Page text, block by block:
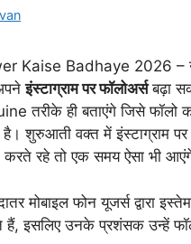
Kaise Badhaye 2026 –
इंस्टाग्राम पर फॉलोअर्सबढ़ा
तरीके ही बताएंगे जिसे
शुरुआती वक्त में इंस्टाग्राम
रहे तो एक समय ऐसा भी
मोबाइल फोन यूजर्स द्वारा
हैं, इसलिए उनके प्रशंसक उन्हें